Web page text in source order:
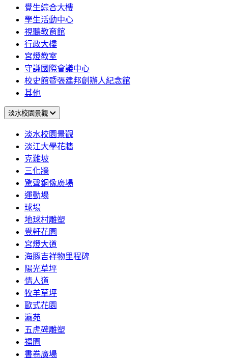
覺生綜合大樓
學生活動中心
視聽教育館
行政大樓
宮燈教室
守謙國際會議中心
校史館暨張建邦創辦人紀念館
其他
淡水校園景觀
淡水校園景觀
淡江大學花牆
克難坡
三化牆
驚聲銅像廣場
運動場
球場
地球村雕塑
覺軒花園
宮燈大道
海豚吉祥物里程碑
陽光草坪
情人道
牧羊草坪
歐式花園
瀛苑
五虎碑雕塑
福園
書卷廣場